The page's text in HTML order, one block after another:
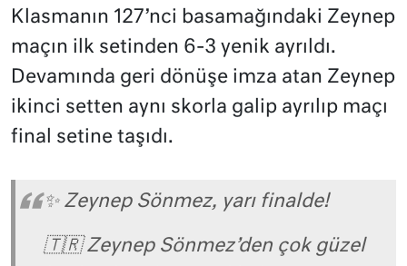
Klasmanın 127’nci basamağındaki Zeynep
maçın ilk setinden 6-3 yenik ayrıldı.
Devamında geri dönüşe imza atan Zeynep
ikinci setten aynı skorla galip ayrılıp maçı
final setine taşıdı.
✨ Zeynep Sönmez, yarı finalde!
🇹🇷 Zeynep Sönmez’den çok güzel